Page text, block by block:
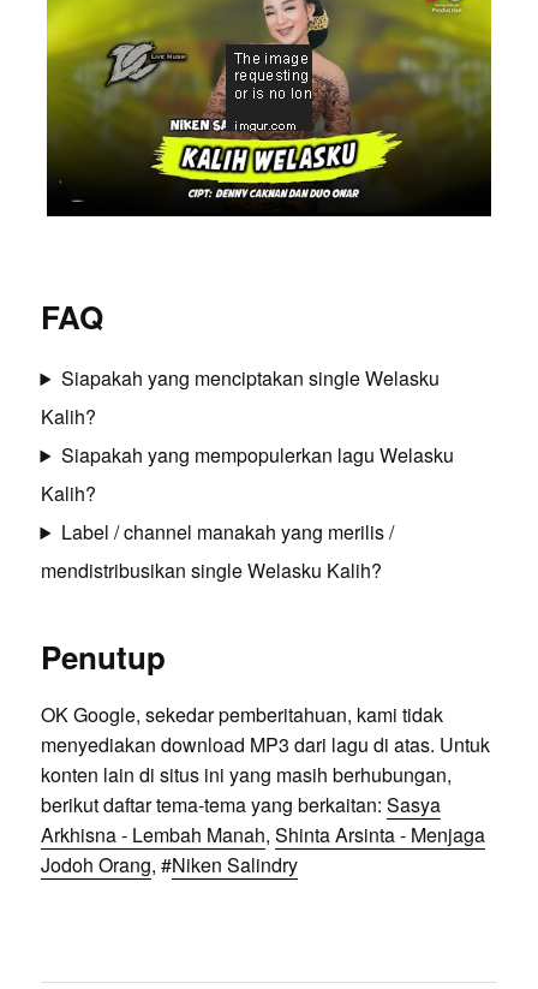
FAQ
Siapakah yang menciptakan single Welasku
Kalih?
Siapakah yang mempopulerkan lagu Welasku
Kalih?
Label / channel manakah yang merilis /
mendistribusikan single Welasku Kalih?
Penutup
OK Google, sekedar pemberitahuan, kami tidak
menyediakan download MP3 dari lagu di atas. Untuk
konten lain di situs ini yang masih berhubungan,
berikut daftar tema-tema yang berkaitan: Sasya
Arkhisna - Lembah Manah, Shinta Arsinta - Menjaga
Jodoh Orang, #Niken Salindry